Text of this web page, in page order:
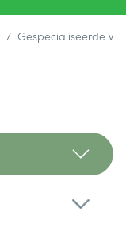
/ Gespecialiseerde